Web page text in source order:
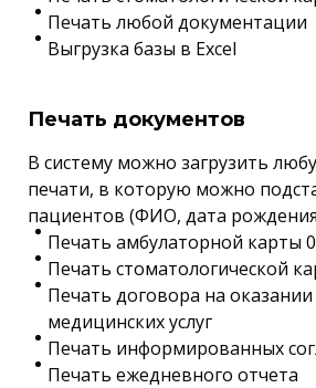
Печать любой документации
Выгрузка базы в Excel
Печать документов
В систему можно загрузить
печати, в которую можно
пациентов (ФИО, дата
Печать амбулаторной карты
Печать стоматологической
Печать договора на
медицинских услуг
Печать информированных
Печать ежедневного отчета